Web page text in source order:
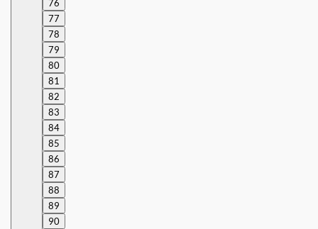
76
77
78
79
80
81
82
83
84
85
86
87
88
89
90